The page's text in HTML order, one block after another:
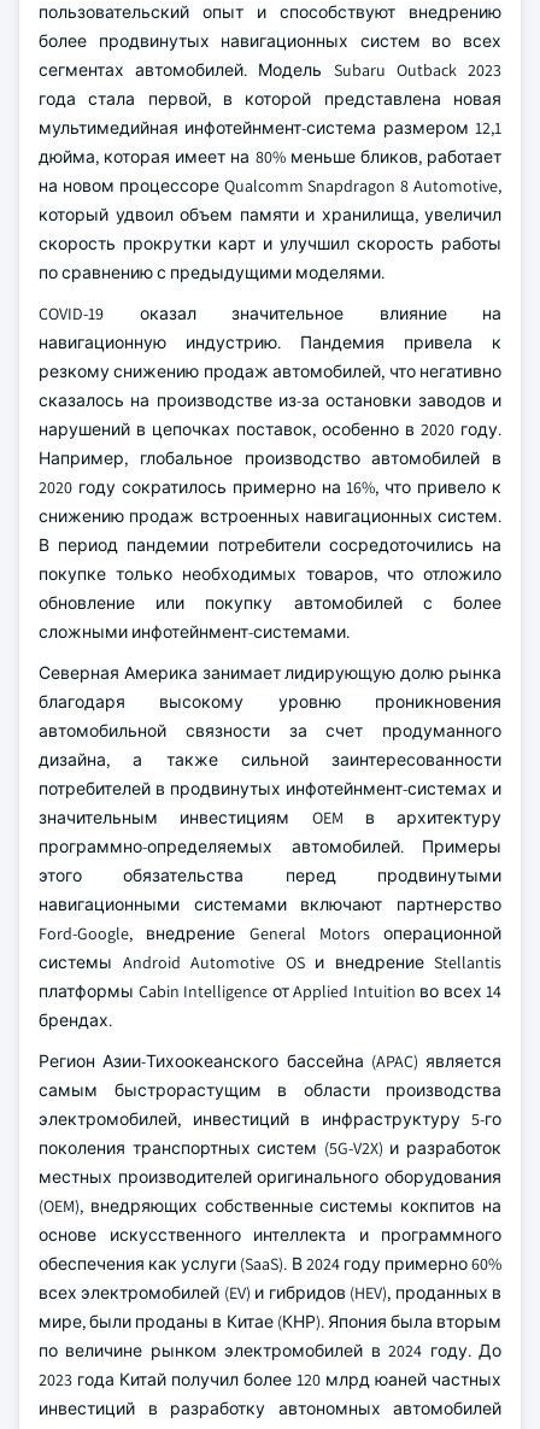
пользовательский опыт и способствуют внедрению
более продвинутых навигационных систем во всех
сегментах автомобилей. Модель Subaru Outback 2023
года стала первой, в которой представлена новая
мультимедийная инфотейнмент-система размером 12,1
дюйма, которая имеет на 80% меньше бликов, работает
на новом процессоре Qualcomm Snapdragon 8 Automotive,
который удвоил объем памяти и хранилища, увеличил
скорость прокрутки карт и улучшил скорость работы
по сравнению с предыдущими моделями.
COVID-19 оказал значительное влияние на
навигационную индустрию. Пандемия привела к
резкому снижению продаж автомобилей, что негативно
сказалось на производстве из-за остановки заводов и
нарушений в цепочках поставок, особенно в 2020 году.
Например, глобальное производство автомобилей в
2020 году сократилось примерно на 16%, что привело к
снижению продаж встроенных навигационных систем.
В период пандемии потребители сосредоточились на
покупке только необходимых товаров, что отложило
обновление или покупку автомобилей с более
сложными инфотейнмент-системами.
Северная Америка занимает лидирующую долю рынка
благодаря высокому уровню проникновения
автомобильной связности за счет продуманного
дизайна, а также сильной заинтересованности
потребителей в продвинутых инфотейнмент-системах и
значительным инвестициям OEM в архитектуру
программно-определяемых автомобилей. Примеры
этого обязательства перед продвинутыми
навигационными системами включают партнерство
Ford-Google, внедрение General Motors операционной
системы Android Automotive OS и внедрение Stellantis
платформы Cabin Intelligence от Applied Intuition во всех 14
брендах.
Регион Азии-Тихоокеанского бассейна (APAC) является
самым быстрорастущим в области производства
электромобилей, инвестиций в инфраструктуру 5-го
поколения транспортных систем (5G-V2X) и разработок
местных производителей оригинального оборудования
(OEM), внедряющих собственные системы кокпитов на
основе искусственного интеллекта и программного
обеспечения как услуги (SaaS). В 2024 году примерно 60%
всех электромобилей (EV) и гибридов (HEV), проданных в
мире, были проданы в Китае (КНР). Япония была вторым
по величине рынком электромобилей в 2024 году. До
2023 года Китай получил более 120 млрд юаней частных
инвестиций в разработку автономных автомобилей